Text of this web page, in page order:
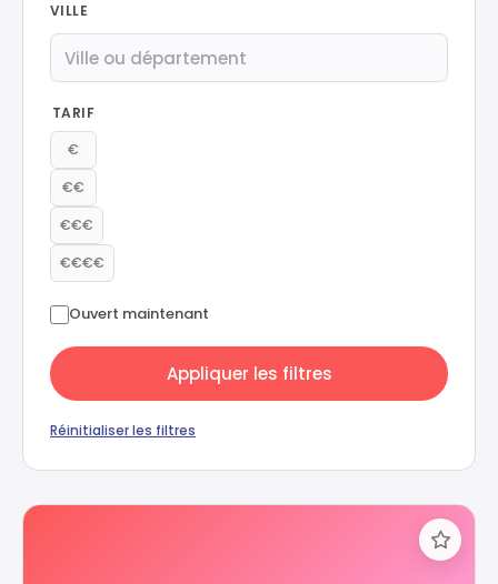
VILLE
TARIF
€
€€
€€€
€€€€
Ouvert maintenant
Appliquer les filtres
Réinitialiser les filtres